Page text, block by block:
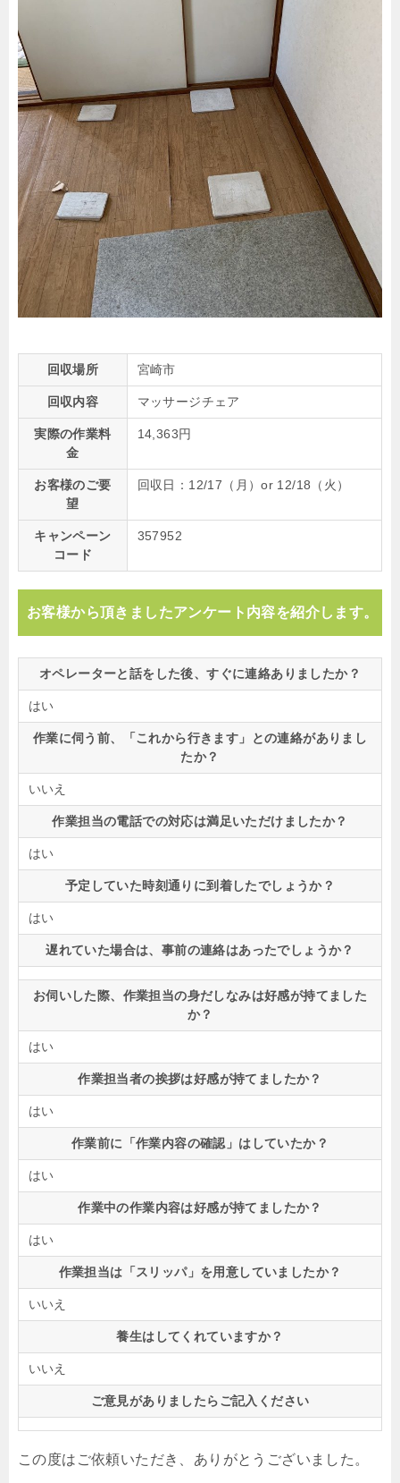
回収場所 宮崎市
回収内容 マッサージチェア
実際の作業料
金
14,363円
お客様のご要
望
回収日：12/17（月）or 12/18（火）
キャンペーン
コード
357952
お客様から頂きましたアンケート内容を紹介します。
オペレーターと話をした後、すぐに連絡ありましたか？
はい
作業に伺う前、「これから行きます」との連絡がありまし
たか？
いいえ
作業担当の電話での対応は満足いただけましたか？
はい
予定していた時刻通りに到着したでしょうか？
はい
遅れていた場合は、事前の連絡はあったでしょうか？
お伺いした際、作業担当の身だしなみは好感が持てました
か？
はい
作業担当者の挨拶は好感が持てましたか？
はい
作業前に「作業内容の確認」はしていたか？
はい
作業中の作業内容は好感が持てましたか？
はい
作業担当は「スリッパ」を用意していましたか？
いいえ
養生はしてくれていますか？
いいえ
ご意見がありましたらご記入ください
この度はご依頼いただき、ありがとうございました。